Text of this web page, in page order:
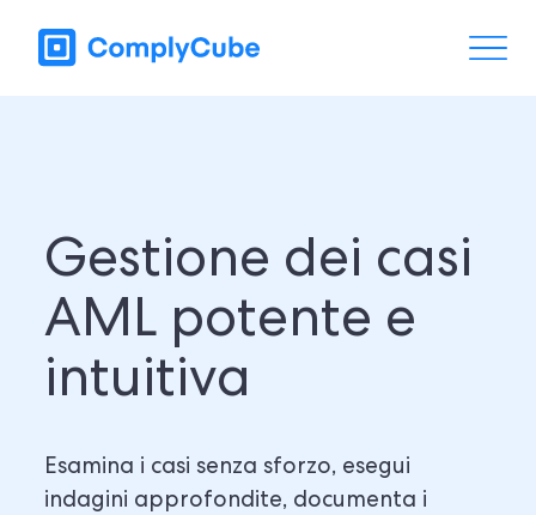
Gestione dei casi
AML potente e
intuitiva
Esamina i casi senza sforzo, esegui
indagini approfondite, documenta i